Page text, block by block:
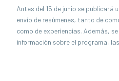
Antes del 15 de junio se publicará
envío de resúmenes, tanto de
como de experiencias. Además,
información sobre el programa,